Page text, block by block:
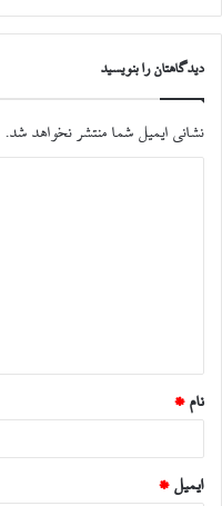
دیدگاهتان را بنویسید
نشانی ایمیل شما منتشر نخواهد شد.
*
نام *
ایمیل *